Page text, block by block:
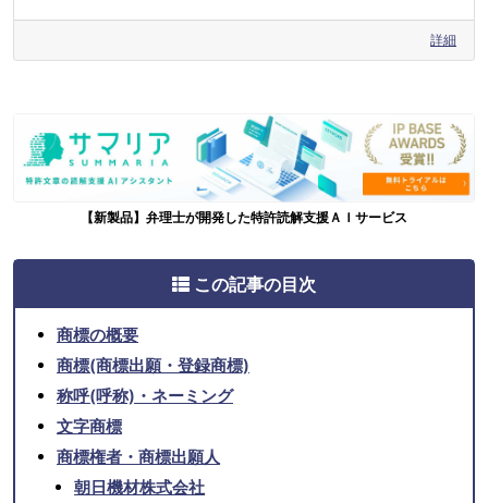
詳細
【新製品】弁理士が開発した特許読解支援ＡＩサービス
この記事の目次
商標の概要
商標(商標出願・登録商標)
称呼(呼称)・ネーミング
文字商標
商標権者・商標出願人
朝日機材株式会社